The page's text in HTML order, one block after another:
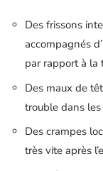
Des frissons
accompagnés
par rapport à la
Des maux de
trouble dans les
Des crampes
très vite après